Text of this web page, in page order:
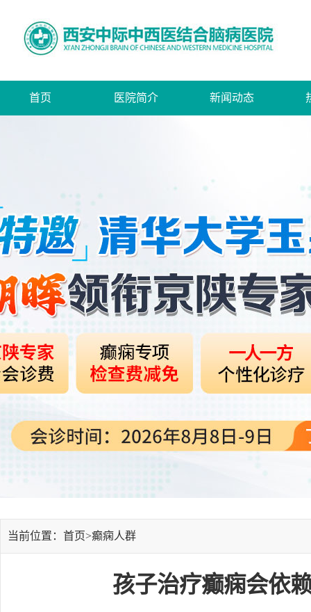
首页 医院简介 新闻动态
当前位置：首页>癫痫人群
孩子治疗癫痫会依